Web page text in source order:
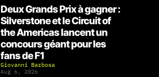
Deux Grands Prix à gagner :
Silverstone et le Circuit of
the Americas lancent un
concours géant pour les
fans de F1
Giovanni Barbosa
Aug 6, 2026